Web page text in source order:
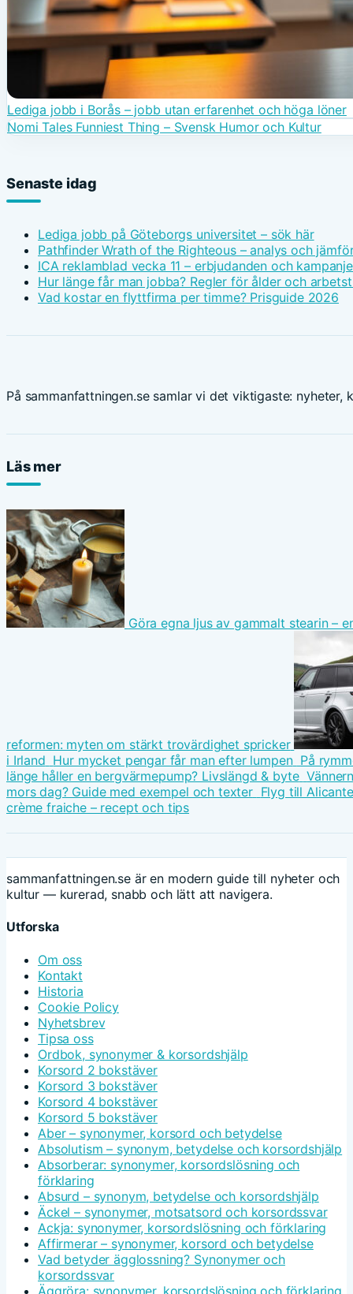
Lediga jobb i Borås – jobb utan erfarenhet och höga löner
Nomi Tales Funniest Thing – Svensk Humor och Kultur
Senaste idag
Lediga jobb på Göteborgs universitet – sök här
Pathfinder Wrath of the Righteous – analys och
ICA reklamblad vecka 11 – erbjudanden och
Hur länge får man jobba? Regler för ålder och
Vad kostar en flyttfirma per timme? Prisguide 2026
På sammanfattningen.se samlar vi det viktigaste: nyheter,
Läs mer
Göra egna ljus av gammalt stearin –
reformen: myten om stärkt trovärdighet spricker
i Irland Hur mycket pengar får man efter lumpen På
länge håller en bergvärmepump? Livslängd & byte
mors dag? Guide med exempel och texter Flyg till
crème fraiche – recept och tips
sammanfattningen.se är en modern guide till nyheter och
kultur — kurerad, snabb och lätt att navigera.
Utforska
Om oss
Kontakt
Historia
Cookie Policy
Nyhetsbrev
Tipsa oss
Ordbok, synonymer & korsordshjälp
Korsord 2 bokstäver
Korsord 3 bokstäver
Korsord 4 bokstäver
Korsord 5 bokstäver
Aber – synonymer, korsord och betydelse
Absolutism – synonym, betydelse och korsordshjälp
Absorberar: synonymer, korsordslösning och
förklaring
Absurd – synonym, betydelse och korsordshjälp
Äckel – synonymer, motsatsord och korsordssvar
Ackja: synonymer, korsordslösning och förklaring
Affirmerar – synonymer, korsord och betydelse
Vad betyder ägglossning? Synonymer och
korsordssvar
Äggröra: synonymer, korsordslösning och förklaring